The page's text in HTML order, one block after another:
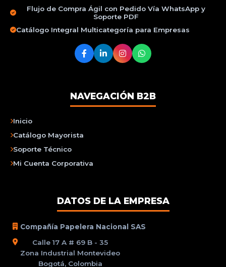
Flujo de Compra Ágil con Pedido Vía WhatsApp y
Soporte PDF
Catálogo Integral Multicategoría para Empresas
NAVEGACIÓN B2B
Inicio
Catálogo Mayorista
Soporte Técnico
Mi Cuenta Corporativa
DATOS DE LA EMPRESA
Compañía Papelera Nacional SAS
Calle 17 A # 69 B - 35
Zona Industrial Montevideo
Bogotá, Colombia